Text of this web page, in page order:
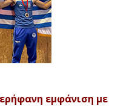
εμφάνιση με